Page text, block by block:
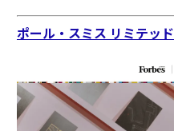
ポール・スミス リミテッド